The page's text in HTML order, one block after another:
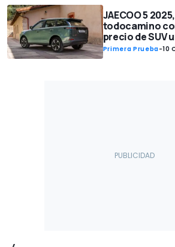
JAECOO 5
todocamino
precio de SUV
Primera Prueba-10